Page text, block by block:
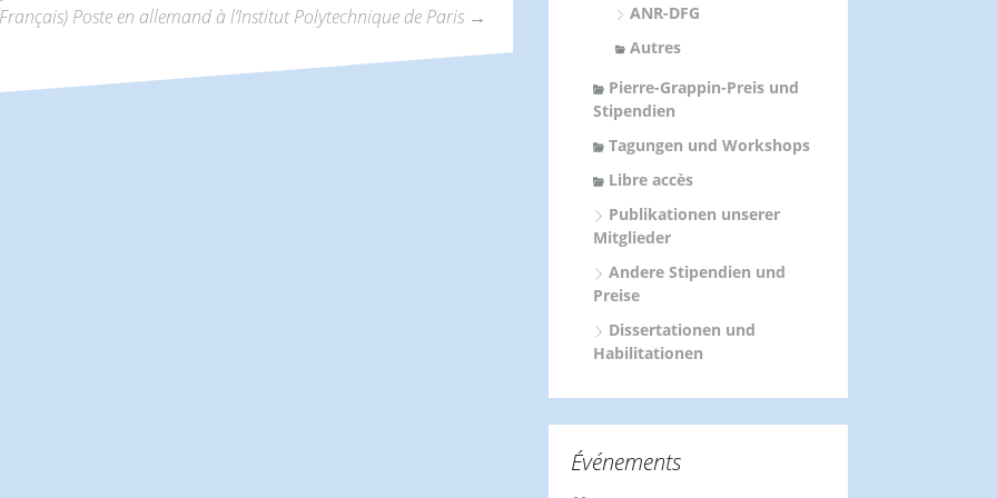
Poste en allemand à l’Institut Polytechnique de Paris →
ANR-DFG
Autres
Pierre-Grappin-Preis und
Stipendien
Tagungen und Workshops
Libre accès
Publikationen unserer
Mitglieder
Andere Stipendien und
Preise
Dissertationen und
Habilitationen
Événements